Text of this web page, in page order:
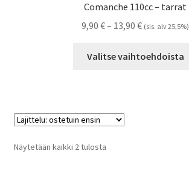
Comanche 110cc – tarrat
9,90 €– 13,90 €Hintaluokka:
-
(sis. alv 25,5%)
Valitse vaihtoehdoista
Näytetään kaikki 2 tulostaSuosituimmat